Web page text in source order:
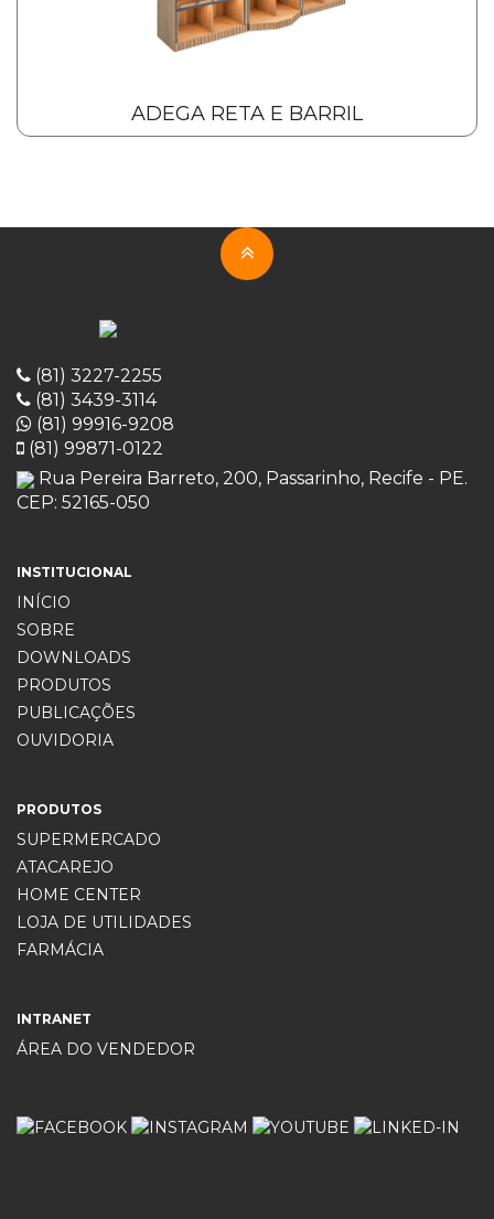
ADEGA RETA E BARRIL
(81) 3227-2255
(81) 3439-3114
(81) 99916-9208
(81) 99871-0122
Rua Pereira Barreto, 200, Passarinho, Recife - PE.
CEP: 52165-050
INSTITUCIONAL
INÍCIO
SOBRE
DOWNLOADS
PRODUTOS
PUBLICAÇÕES
OUVIDORIA
PRODUTOS
SUPERMERCADO
ATACAREJO
HOME CENTER
LOJA DE UTILIDADES
FARMÁCIA
INTRANET
ÁREA DO VENDEDOR